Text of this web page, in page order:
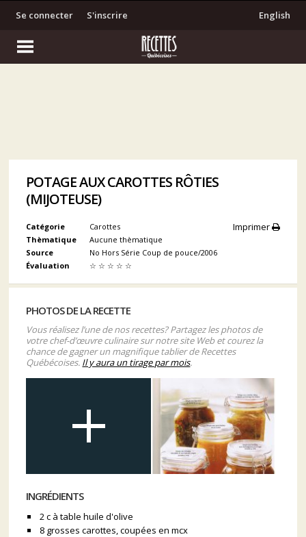
S'inscrire
Se connecter English
POTAGE AUX CAROTTES RÔTIES
(MIJOTEUSE)
Imprimer
Catégorie
Carottes
Thèmatique
Aucune thèmatique
Source
No Hors Série Coup de pouce/2006
Évaluation
☆ ☆ ☆ ☆ ☆
PHOTOS DE LA RECETTE
Vous réalisez l’une de nos recettes? Partagez les photos de
votre chef-d’œuvre culinaire sur notre site Web et courez la
chance de gagner un magnifique tablier de Recettes
Québécoises. Il y aura un tirage par mois.
INGRÉDIENTS
2 c à table huile d'olive
8 grosses carottes, coupées en mcx